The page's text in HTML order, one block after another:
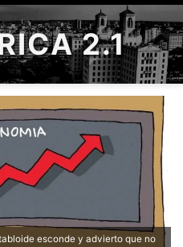
2.1
esconde y advierto que no